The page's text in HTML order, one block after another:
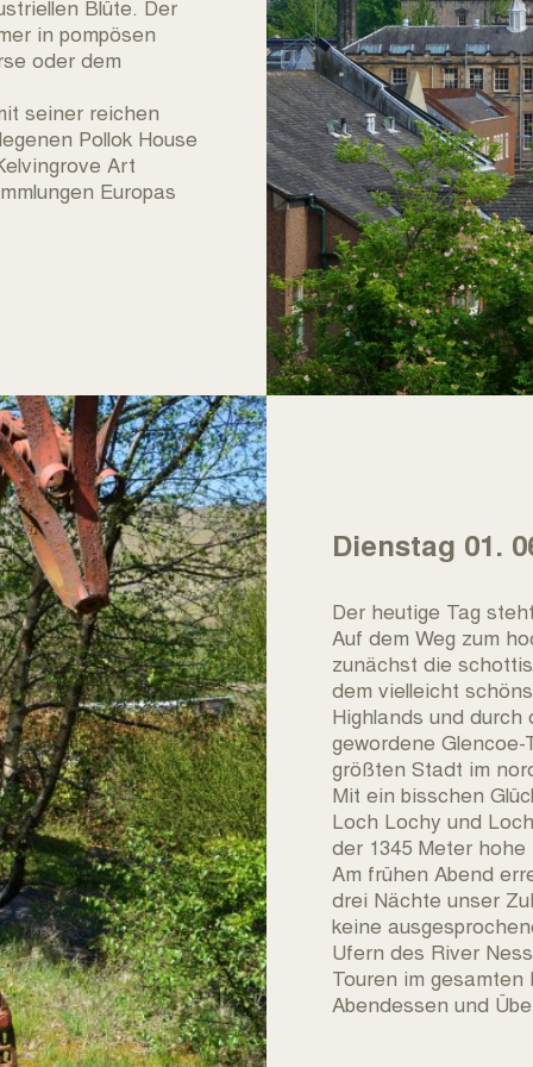
Blüte. Der
in pompösen
oder dem
seiner reichen
Pollok House
Art
Europas
Dienstag 01.
Der heutige Tag
Auf dem Weg zum
zunächst die
dem vielleicht
Highlands und
gewordene
größten Stadt im
Mit ein bisschen
Loch Lochy und
der 1345 Meter
Am frühen Abend
drei Nächte unser
keine
Ufern des River
Touren im
Abendessen und